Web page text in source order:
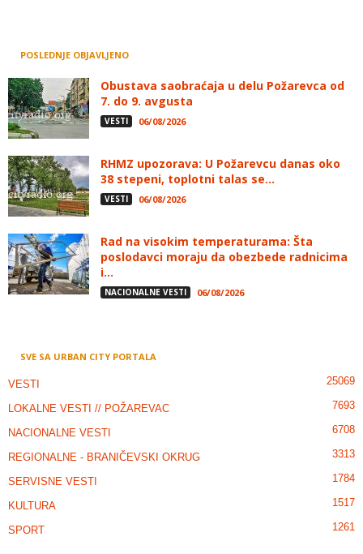
POSLEDNJE OBJAVLJENO
Obustava saobraćaja u delu Požarevca od
7. do 9. avgusta
VESTI 06/08/2026
RHMZ upozorava: U Požarevcu danas oko
38 stepeni, toplotni talas se...
VESTI 06/08/2026
Rad na visokim temperaturama: Šta
poslodavci moraju da obezbede radnicima
i...
NACIONALNE VESTI 06/08/2026
SVE SA URBAN CITY PORTALA
VESTI 25069
LOKALNE VESTI // POŽAREVAC 7693
NACIONALNE VESTI 6708
REGIONALNE - BRANIČEVSKI OKRUG 3313
SERVISNE VESTI 1784
KULTURA 1517
SPORT 1261